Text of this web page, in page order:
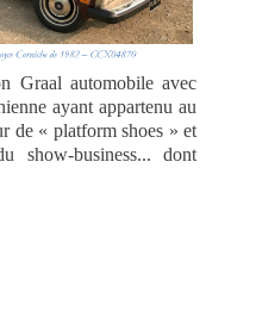
Graal automobile avec
ayant appartenu au
de « platform shoes » et
show-business... dont